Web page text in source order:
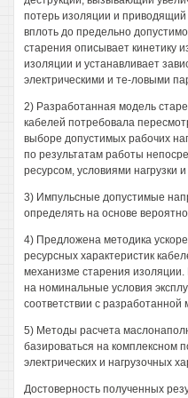
потерь изоляции и
вплоть до предельно
старения описывает кинетику
изоляции и устанавливает
электрическими и те-ловыми
2) Разработанная модель
кабелей потребовала
выборе допустимых рабочих
по результатам работы
ресурсом, условиями нагрузки
3) Импульсные допустимые
определять на основе
4) Предложена методика
ресурсных характеристик
механизме старения изоляции.
на номинальные условия
соответствии с
5) Методы расчета
базироваться на комплексном
электрических и нагрузочных
Достоверность полученных